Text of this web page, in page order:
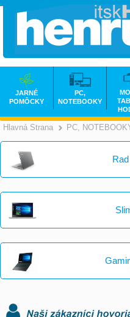
Hlavná Strana PC,
JARNÉ
POMÔCKY
PC,
NOTEBOOKY